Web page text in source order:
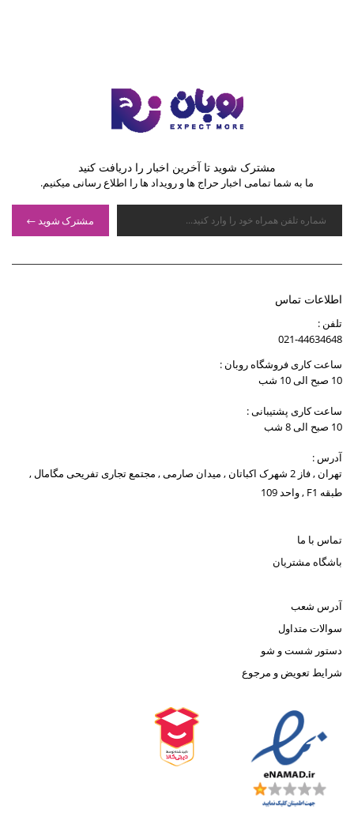
مشترک شوید تا آخرین اخبار را دریافت کنید
ما به شما تمامی اخبار حراج ها و رویداد ها را اطلاع رسانی میکنیم.
مشترک شوید
اطلاعات تماس
تلفن :
021-44634648
ساعت کاری فروشگاه روبان :
10 صبح الی 10 شب
ساعت کاری پشتیبانی :
10 صبح الی 8 شب
آدرس :
تهران , فاز 2 شهرک اکباتان , میدان صارمی , مجتمع تجاری تفریحی مگامال ,
طبقه F1 , واحد 109
تماس با ما
باشگاه مشتریان
آدرس شعب
سوالات متداول
دستور شست و شو
شرایط تعویض و مرجوع